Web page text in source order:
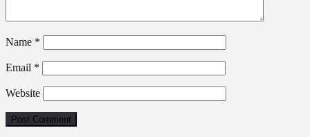
Name *
Email *
Website